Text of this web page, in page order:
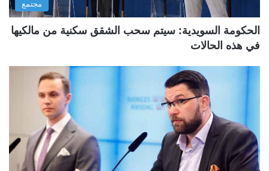
مجتمع
الحكومة السويدية: سيتم سحب الشقق سكنية من مالكيها
في هذه الحالات